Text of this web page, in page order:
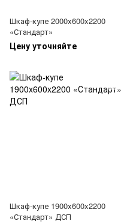
Шкаф-купе 2000x600x2200
«Стандарт»
Цену уточняйте
Шкаф-купе 1900x600x2200
«Стандарт» ДСП